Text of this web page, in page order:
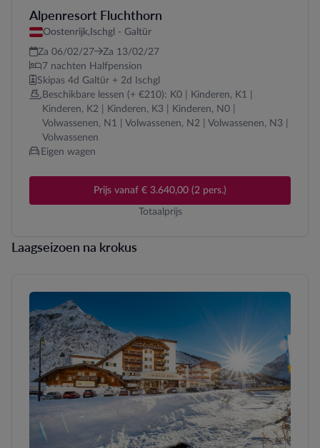
Alpenresort Fluchthorn
Oostenrijk,Ischgl - Galtür
Za 06/02/27
Za 13/02/27
7 nachten Halfpension
Skipas 4d Galtür + 2d Ischgl
Beschikbare lessen (+ €210): K0 | Kinderen, K1 |
Kinderen, K2 | Kinderen, K3 | Kinderen, N0 |
Volwassenen, N1 | Volwassenen, N2 | Volwassenen, N3 |
Volwassenen
Eigen wagen
Prijs vanaf € 3.640,00 (2 pers.)
Totaalprijs
Laagseizoen na krokus